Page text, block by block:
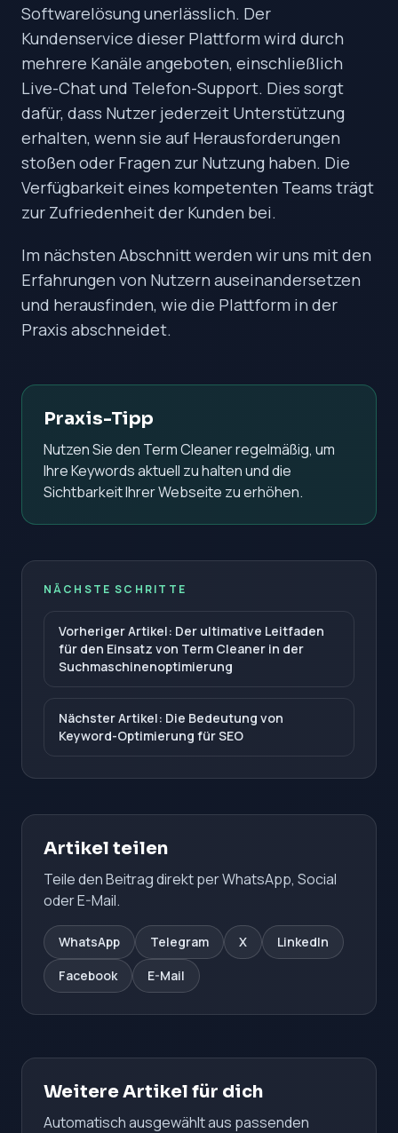
Softwarelösung unerlässlich. Der
Kundenservice dieser Plattform wird durch
mehrere Kanäle angeboten, einschließlich
Live-Chat und Telefon-Support. Dies sorgt
dafür, dass Nutzer jederzeit Unterstützung
erhalten, wenn sie auf Herausforderungen
stoßen oder Fragen zur Nutzung haben. Die
Verfügbarkeit eines kompetenten Teams trägt
zur Zufriedenheit der Kunden bei.
Im nächsten Abschnitt werden wir uns mit den
Erfahrungen von Nutzern auseinandersetzen
und herausfinden, wie die Plattform in der
Praxis abschneidet.
Praxis-Tipp
Nutzen Sie den Term Cleaner regelmäßig, um
Ihre Keywords aktuell zu halten und die
Sichtbarkeit Ihrer Webseite zu erhöhen.
NÄCHSTE SCHRITTE
Vorheriger Artikel: Der ultimative Leitfaden
für den Einsatz von Term Cleaner in der
Suchmaschinenoptimierung
Nächster Artikel: Die Bedeutung von
Keyword-Optimierung für SEO
Artikel teilen
Teile den Beitrag direkt per WhatsApp, Social
oder E-Mail.
WhatsApp Telegram X
LinkedIn
Facebook
E-Mail
Weitere Artikel für dich
Automatisch ausgewählt aus passenden